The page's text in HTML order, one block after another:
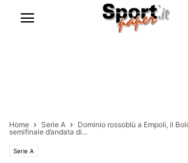
Home Serie A
Dominio rossoblù a Empoli, il
semifinale d’andata di...
Serie A